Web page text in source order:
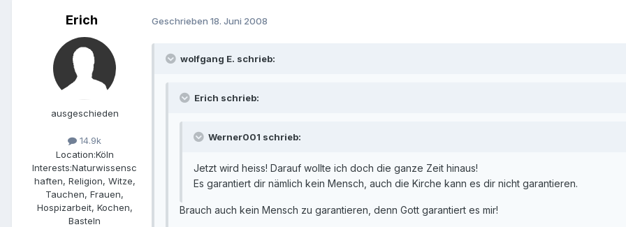
Erich
ausgeschieden
14.9k
Location:Köln
Interests:Naturwissensc
haften, Religion, Witze,
Tauchen, Frauen,
Hospizarbeit, Kochen,
Basteln
Geschrieben 18. Juni 2008
wolfgang E. schrieb:
Erich schrieb:
Werner001 schrieb:
Jetzt wird heiss! Darauf wollte ich doch die ganze Zeit hinaus!
Es garantiert dir nämlich kein Mensch, auch die Kirche kann es dir nicht garantieren.
Brauch auch kein Mensch zu garantieren, denn Gott garantiert es mir!